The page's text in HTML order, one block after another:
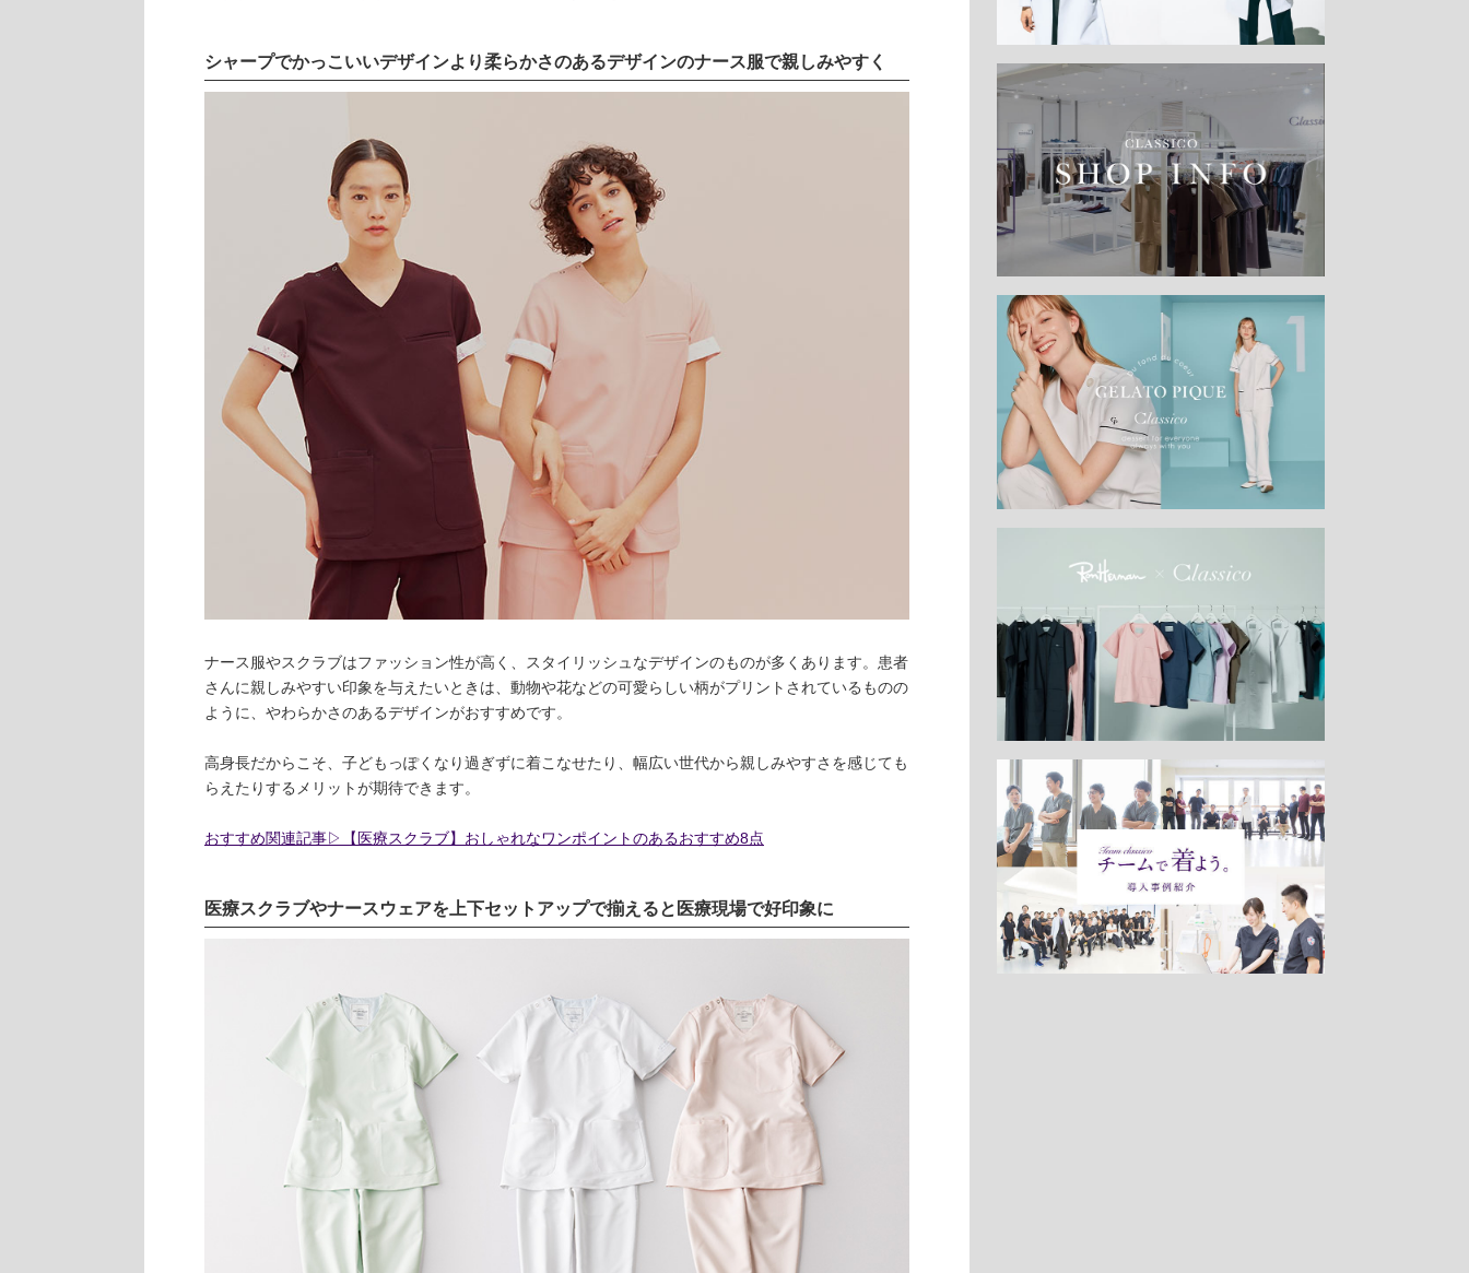
シャープでかっこいいデザインより柔らかさのあるデザインのナース服で親しみやすく
ナース服やスクラブはファッション性が高く、スタイリッシュなデザインのものが多くあります。患者
さんに親しみやすい印象を与えたいときは、動物や花などの可愛らしい柄がプリントされているものの
ように、やわらかさのあるデザインがおすすめです。
高身長だからこそ、子どもっぽくなり過ぎずに着こなせたり、幅広い世代から親しみやすさを感じても
らえたりするメリットが期待できます。
おすすめ関連記事▷【医療スクラブ】おしゃれなワンポイントのあるおすすめ8点
医療スクラブやナースウェアを上下セットアップで揃えると医療現場で好印象に